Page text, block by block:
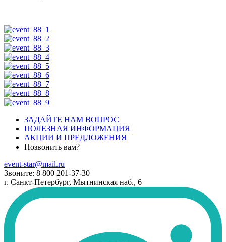
ЗАДАЙТЕ НАМ ВОПРОС
ПОЛЕЗНАЯ ИНФОРМАЦИЯ
АКЦИИ И ПРЕДЛОЖЕНИЯ
Позвонить вам?
event-star@mail.ru
Звоните: 8 800 201-37-30
г. Санкт-Петербург, Мытнинская наб., 6